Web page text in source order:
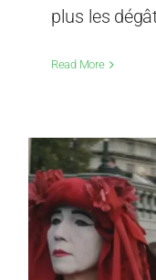
plus les
Read More